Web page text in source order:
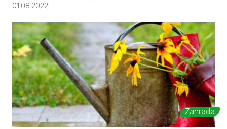
01.08.2022
Zahrada